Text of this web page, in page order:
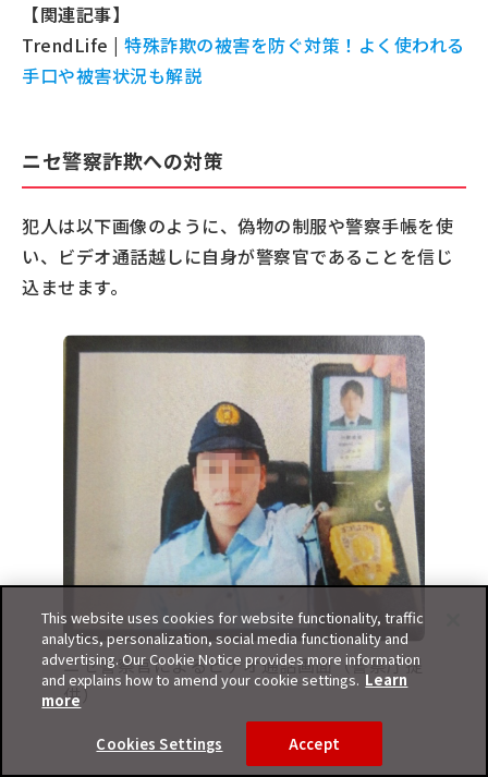
【関連記事】
TrendLife | 特殊詐欺の被害を防ぐ対策！よく使われる
手口や被害状況も解説
ニセ警察詐欺への対策
犯人は以下画像のように、偽物の制服や警察手帳を使
い、ビデオ通話越しに自身が警察官であることを信じ
込ませます。
ニセ警察官によるビデオ通話画面（警察庁提
供）
This website uses cookies for website functionality, traffic
analytics, personalization, social media functionality and
advertising. Our Cookie Notice provides more information
and explains how to amend your cookie settings. Learn
more
Cookies Settings Accept